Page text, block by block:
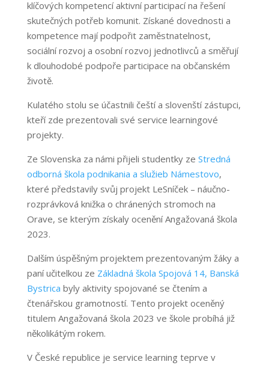
klíčových kompetencí aktivní participací na řešení
skutečných potřeb komunit. Získané dovednosti a
kompetence mají podpořit zaměstnatelnost,
sociální rozvoj a osobní rozvoj jednotlivců a směřují
k dlouhodobé podpoře participace na občanském
životě.
Kulatého stolu se účastnili čeští a slovenští zástupci,
kteří zde prezentovali své service learningové
projekty.
Ze Slovenska za námi přijeli studentky ze Stredná
odborná škola podnikania a služieb Námestovo,
které představily svůj projekt LeSníček – náučno-
rozprávková knižka o chránených stromoch na
Orave, se kterým získaly ocenění Angažovaná škola
2023.
Dalším úspěšným projektem prezentovaným žáky a
paní učitelkou ze Základná škola Spojová 14, Banská
Bystrica byly aktivity spojované se čtením a
čtenářskou gramotností. Tento projekt oceněný
titulem Angažovaná škola 2023 ve škole probíhá již
několikátým rokem.
V České republice je service learning teprve v